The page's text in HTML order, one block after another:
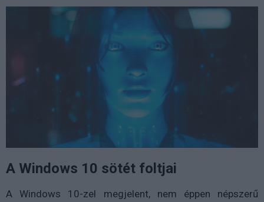
A Windows 10 sötét foltjai
A Windows 10-zel megjelent, nem éppen népszerű